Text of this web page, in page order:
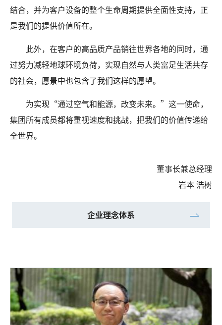
结合，并为客户设备的整个生命周期提供全面性支持，正
是我们的提供价值所在。
此外，在客户的高品质产品销往世界各地的同时，通
过努力减轻地球环境负荷，实现自然与人类富足生活共存
的社会，愿景中也包含了我们这样的愿望。
为实现“通过空气和能源，改变未来。”这一使命，
集团所有成员都将重视速度和挑战，把我们的价值传递给
全世界。
董事长兼总经理
岩本 浩树
企业理念体系